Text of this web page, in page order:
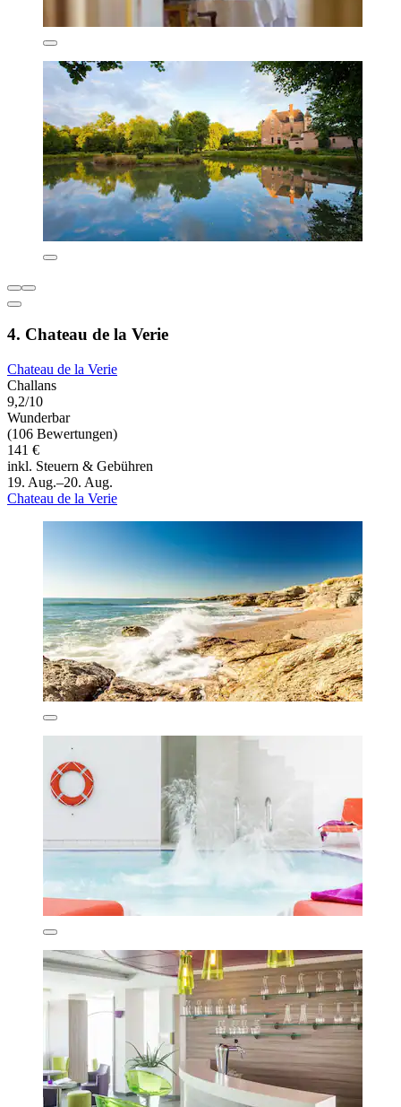
4. Chateau de la Verie
Chateau de la Verie
Challans
9,2/10
Wunderbar
(106 Bewertungen)
141 €
inkl. Steuern & Gebühren
19. Aug.–20. Aug.
Chateau de la Verie